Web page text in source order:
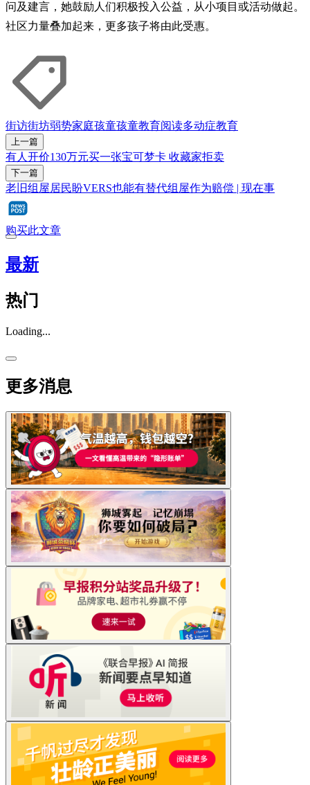
问及建言，她鼓励人们积极投入公益，从小项目或活动做起。
社区力量叠加起来，更多孩子将由此受惠。
街访街坊弱势家庭孩童孩童教育阅读多动症教育
上一篇
有人开价130万元买一张宝可梦卡 收藏家拒卖
下一篇
老旧组屋居民盼VERS也能有替代组屋作为赔偿 | 现在事
购买此文章
最新
热门
Loading...
更多消息